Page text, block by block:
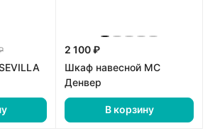
2 100 ₽
Шкаф навесной МС
Денвер
В корзину